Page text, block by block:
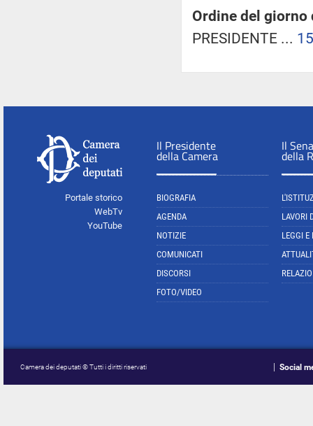
Ordine del giorno
PRESIDENTE ...
Portale storico
WebTv
YouTube
Il Presidente
della Camera
BIOGRAFIA
AGENDA
NOTIZIE
COMUNICATI
DISCORSI
FOTO/VIDEO
Il
della
LAVORI
LEGGI E
Camera dei deputati © Tutti i diritti riservati Social